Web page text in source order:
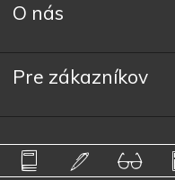
O nás
Pre zákazníkov